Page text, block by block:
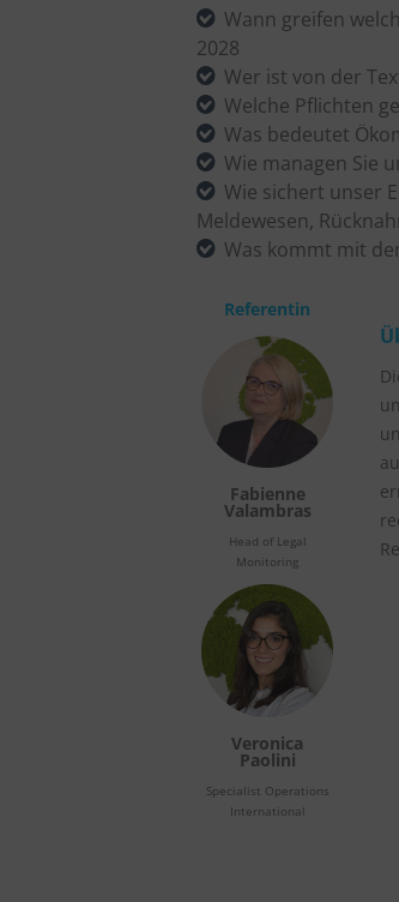
Wann greifen
2028
Wer ist von der
Welche Pflichten
Was bedeutet
Wie managen Sie
Wie sichert unser
Meldewesen,
Was kommt mit
Referentin
Fabienne
Valambras
Head of Legal
Monitoring
Veronica
Paolini
Specialist Operations
International